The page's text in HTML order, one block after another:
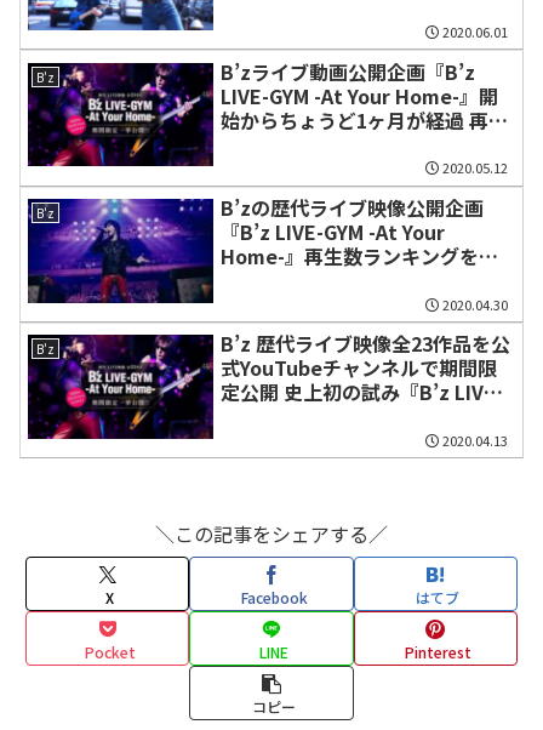
2020.06.01
B'z
B’zライブ動画公開企画『B’z
LIVE-GYM -At Your Home-』開
始からちょうど1ヶ月が経過 再生
2020.05.12
B'z
B’zの歴代ライブ映像公開企画
『B’z LIVE-GYM -At Your
Home-』再生数ランキングを発
2020.04.30
B'z
B’z 歴代ライブ映像全23作品を公
式YouTubeチャンネルで期間限
定公開 史上初の試み『B’z LIVE-
2020.04.13
＼この記事をシェアする／
X Facebook はてブ
Pocket LINE Pinterest
コピー